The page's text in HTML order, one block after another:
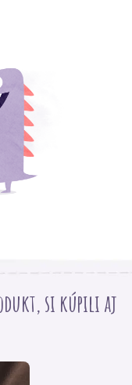
si kúpili aj